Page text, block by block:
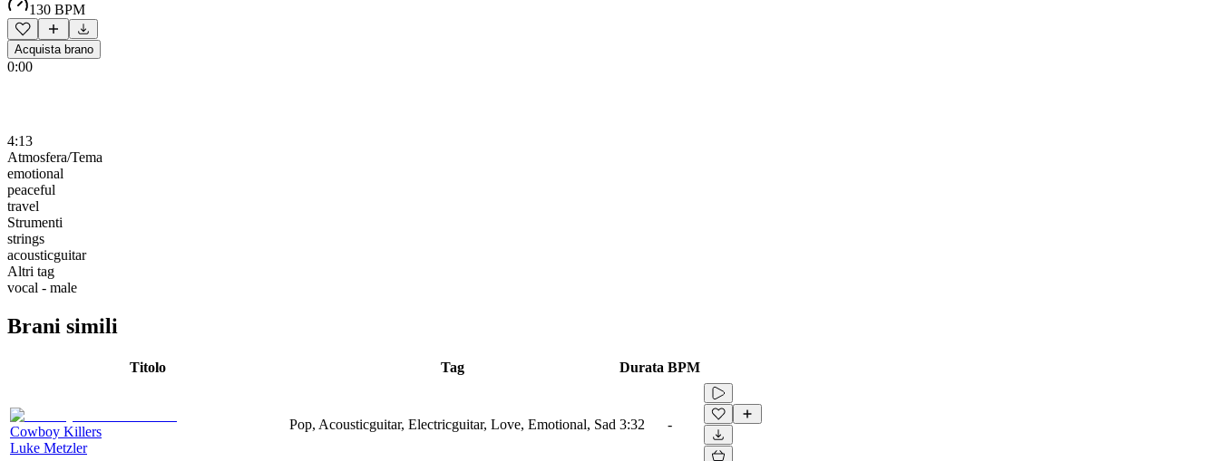
130 BPM
Acquista brano
0:00
4:13
Atmosfera/Tema
emotional
peaceful
travel
Strumenti
strings
acousticguitar
Altri tag
vocal - male
Brani simili
Titolo Tag Durata BPM
Cowboy Killers
Luke Metzler
Pop, Acousticguitar, Electricguitar, Love, Emotional, Sad 3:32 -